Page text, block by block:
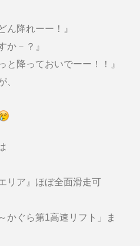
ん降れーー！』
か－？』
と降っておいでーー！！』
、
ア』ほぼ全面滑走可
かぐら第1高速リフト」ま